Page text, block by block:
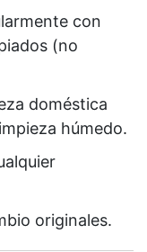
con
(no
doméstica
húmedo.
originales.